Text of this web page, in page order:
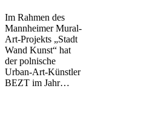
Im Rahmen des
Mannheimer Mural-
Art-Projekts „Stadt
Wand Kunst“ hat
der polnische
Urban-Art-Künstler
BEZT im Jahr…